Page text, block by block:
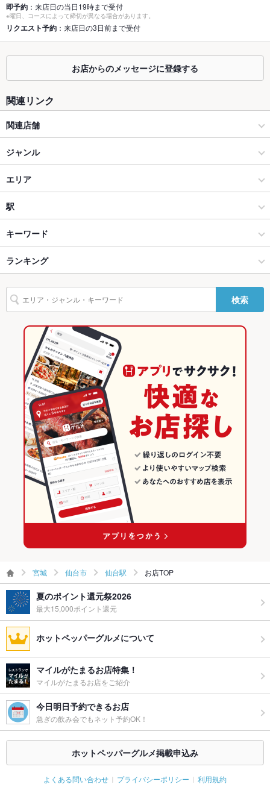
座敷 なし ：全席個室、テーブル・椅子を完備しております。
掘りごたつ なし
カウンター なし
ソファー なし
テラス席
貸切
設備
Wi-Fi
ー
駐車場
その他設備
その他、ご要望などございましたらご予約の際にお伝えくださ
その他
飲み放題 あり
なし
カクテル充実、焼酎充実、日本酒充実
お子様連れ
お子様連れOK ：接待・顔合わせ等のお客様もいますのでご配
慮をお願いいたします。
ウェディン
グパーティ
ー二次会
お気軽にご相談下さい。
お祝い・サ
プライズ対
可
－
即予約 ：来店日の当日19時まで受付
※曜日、コースによって締切が異なる場合があります。
リクエスト予約 ：来店日の3日前まで受付
お店からのメッセージに登録する
関連リンク
関連店舗
個室 和食居酒屋 古傳 小林 仙台駅前店
仙台みそ料理と個室和食 新古々がみそ 仙台駅前
糀や仁太郎 仙台駅前店
古々がみそ 一番町店
個室居酒屋 糀や仁太郎 国分町本店
ジャンル
和食
日本料理・懐石・割烹
仙台市 × 和食
仙台市 × 日本料理・懐石・割烹
仙台駅 × 和食
仙台駅 × 日本料理・懐石・割烹
エリア
仙台駅
仙台駅 × 和食
仙台駅 × 日本料理・懐石・割烹
宮城
宮城 × 和食
宮城 × 日本料理・懐石・割烹
駅
五橋駅
仙台駅
広瀬通駅
キーワード
からあげ
デザート
ランキング
宮城のグルメランキング
宮城の和食ランキング
宮城の日本料理・懐石・割烹ランキング
仙台市のグルメランキング
仙台市の和食ランキング
仙台市の日本料理・懐石・割烹ランキング
仙台駅のグルメランキング
仙台駅の和食ランキング
仙台駅の日本料理・懐石・割烹ランキング
検索
宮城 仙台市 仙台駅 お店TOP
夏のポイント還元祭2026
最大15,000ポイント還元
ホットペッパーグルメについて
マイルがたまるお店特集！
マイルがたまるお店をご紹介
今日明日予約できるお店
急ぎの飲み会でもネット予約OK！
ホットペッパーグルメ掲載申込み
よくある問い合わせ プライバシーポリシー 利用規約